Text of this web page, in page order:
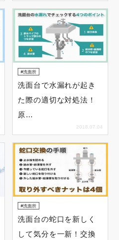
洗面所
洗面台で水漏れが起き
た際の適切な対処法！
原…
2018.07.04
洗面所
洗面台の蛇口を新しく
して気分を一新！交換